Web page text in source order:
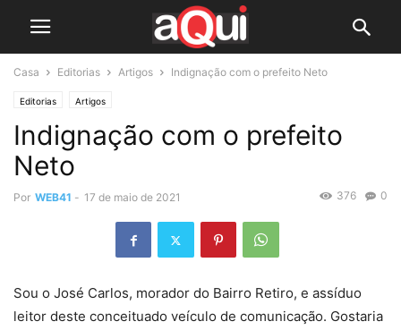
Casa Editorias Artigos Indignação com o prefeito Neto
Editorias Artigos
Indignação com o prefeito
Neto
Por WEB41 - 17 de maio de 2021 0
376
Sou o José Carlos, morador do Bairro Retiro, e assíduo
leitor deste conceituado veículo de comunicação. Gostaria